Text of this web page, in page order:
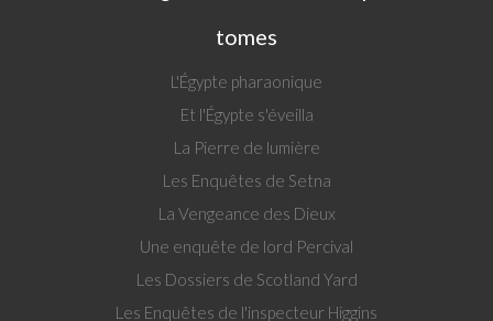
tomes
L'Égypte pharaonique
Et l'Égypte s'éveilla
La Pierre de lumière
Les Enquêtes de Setna
La Vengeance des Dieux
Une enquête de lord Percival
Les Dossiers de Scotland Yard
Les Enquêtes de l'inspecteur Higgins